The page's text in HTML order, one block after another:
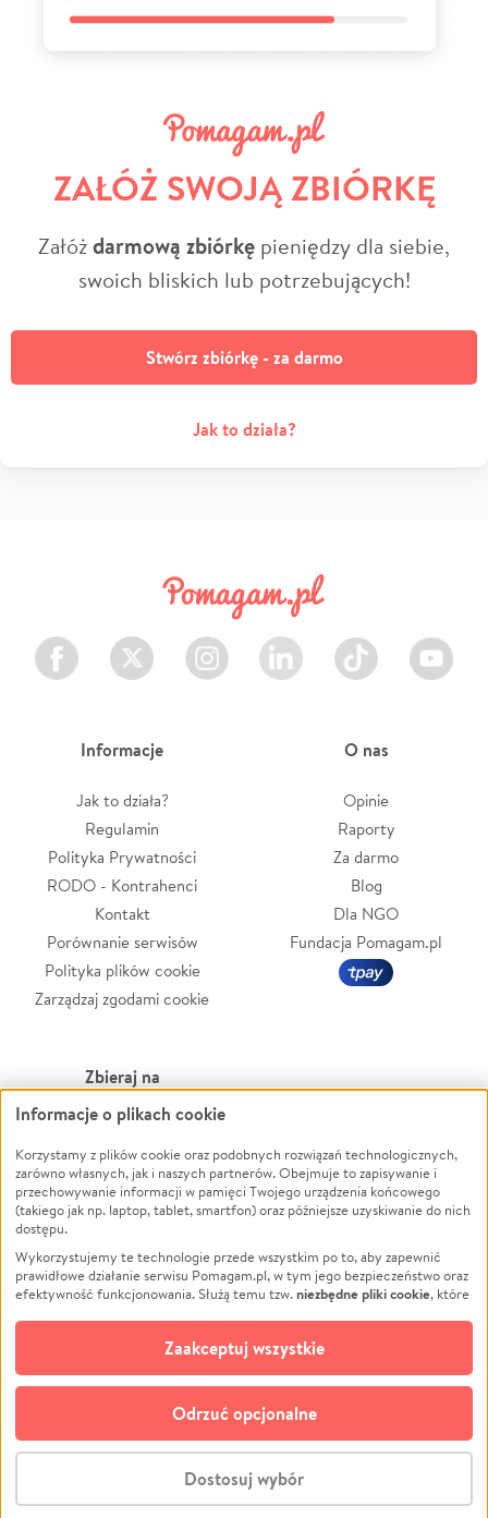
ZAŁÓŻ SWOJĄ ZBIÓRKĘ
Załóżdarmową zbiórkę pieniędzy dla siebie,
swoich bliskich lub potrzebujących!
Stwórz zbiórkę - za darmo
Jak to działa?
Stwórz zbiórkę - za darmo
Facebook Twitter Instagram LinkedIn TikTok Youtube
Informacje
Jak to działa?
Regulamin
Polityka Prywatności
RODO - Kontrahenci
Kontakt
Porównanie serwisów
Polityka plików cookie
Zarządzaj zgodami cookie
O nas
Opinie
Raporty
Za darmo
Blog
Dla NGO
Fundacja Pomagam.pl
Zbieraj na
Leczenie
Zwierzęta
Pożar
Ukraina
Pomoc Finansowa
Projekty
Pogrzeb
Społeczność lokalna
Kultura
Powódź
Wichura
NGO
Edukacja
Podróż
Impreza
Ochrona środowiska
Biznes
© CROWDING SP. Z O.O.
Informacje o plikach cookie
Korzystamy z plików cookie oraz podobnych rozwiązań technologicznych,
zarówno własnych, jak i naszych partnerów. Obejmuje to zapisywanie i
przechowywanie informacji w pamięci Twojego urządzenia końcowego
(takiego jak np. laptop, tablet, smartfon) oraz późniejsze uzyskiwanie do nich
dostępu.
Wykorzystujemy te technologie przede wszystkim po to, aby zapewnić
prawidłowe działanie serwisu Pomagam.pl, w tym jego bezpieczeństwo oraz
efektywność funkcjonowania. Służą temu tzw.niezbędne pliki cookie, które
opcjonalnych plików cookie
technologii do celów analitycznych i retargetingowych. Możesz wyrazić
zgodę na ich stosowanie lub jej odmówić. W dowolnym momencie masz
możliwość zmiany swoich preferencji na stronie „Zarządzaj zgodami cookie”,
do której link znajdziesz w stopce serwisu Pomagam.pl. Opcjonalne pliki
cookie wykorzystywane są w następujących celach:
działanie serwisu Pomagam.pl. Dzięki nim możemy zrozumieć, jak
użytkownicy korzystają z naszego serwisu – skąd trafiają do serwisu, jak
Dostosuj wybór
Odrzuć opcjonalne
Zaakceptuj wszystkie